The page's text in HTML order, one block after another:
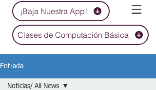
¡Baja Nuestra App!
Clases de Computación Básica
Entrada
Noticias/ All News